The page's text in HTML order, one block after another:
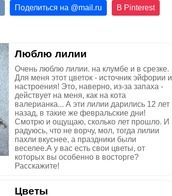
Поделиться на @mail.ru В Pinterest
Люблю лилии
Очень люблю лилии. на клумбе и в срезке.
Для меня этот цветок - источник эйфории и
настроения! Это, наверно, из-за запаха -
действует на меня, как на кота
валерианка... А эти лилии дарились 12 лет
назад, в такие же февральские дни!
Смотрю и ощущаю, сколько лет прошло. И
радуюсь, что не ворчу, мол, тогда лилии
пахли вкуснее, а праздники были
веселее.А у вас есть свои цветы, от
которых вы особенно в восторге?
Расскажите!
Цветы